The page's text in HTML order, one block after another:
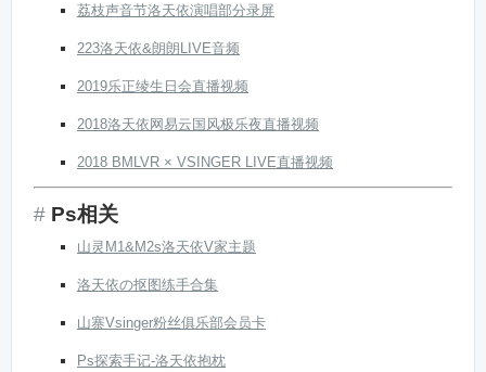
荔枝声音节洛天依演唱部分录屏
223洛天依&朗朗LIVE音频
2019乐正绫生日会直播视频
2018洛天依网易云国风极乐夜直播视频
2018 BMLVR × VSINGER LIVE直播视频
Ps相关
山灵M1&M2s洛天依V家主题
洛天依の抠图练手合集
山寨Vsinger粉丝俱乐部会员卡
Ps探索手记-洛天依抱枕